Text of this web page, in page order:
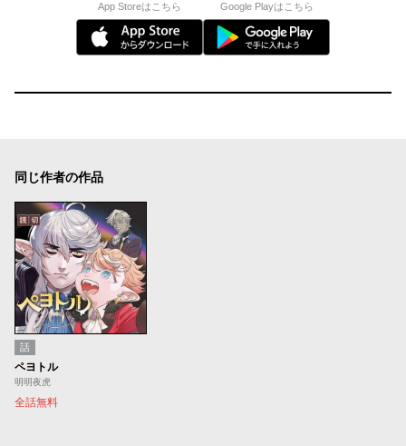
App Storeはこちら Google Playはこちら
同じ作者の作品
話
ペヨトル
明明夜虎
全話無料